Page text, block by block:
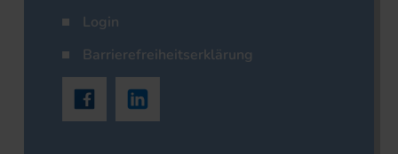
Login
Barrierefreiheitserklärung